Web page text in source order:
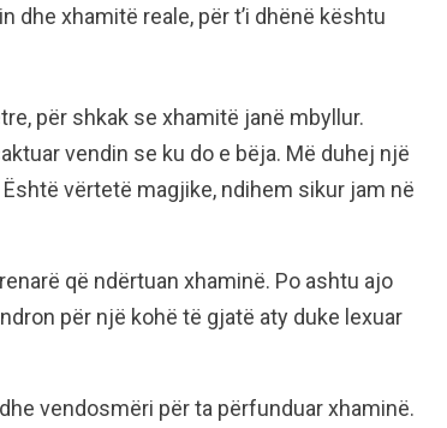
dhe xhamitë reale, për t’i dhënë kështu
për shkak se xhamitë janë mbyllur.
vendin se ku do e bëja. Më duhej një
vërtetë magjike, ndihem sikur jam në
që ndërtuan xhaminë. Po ashtu ajo
për një kohë të gjatë aty duke lexuar
vendosmëri për ta përfunduar xhaminë.